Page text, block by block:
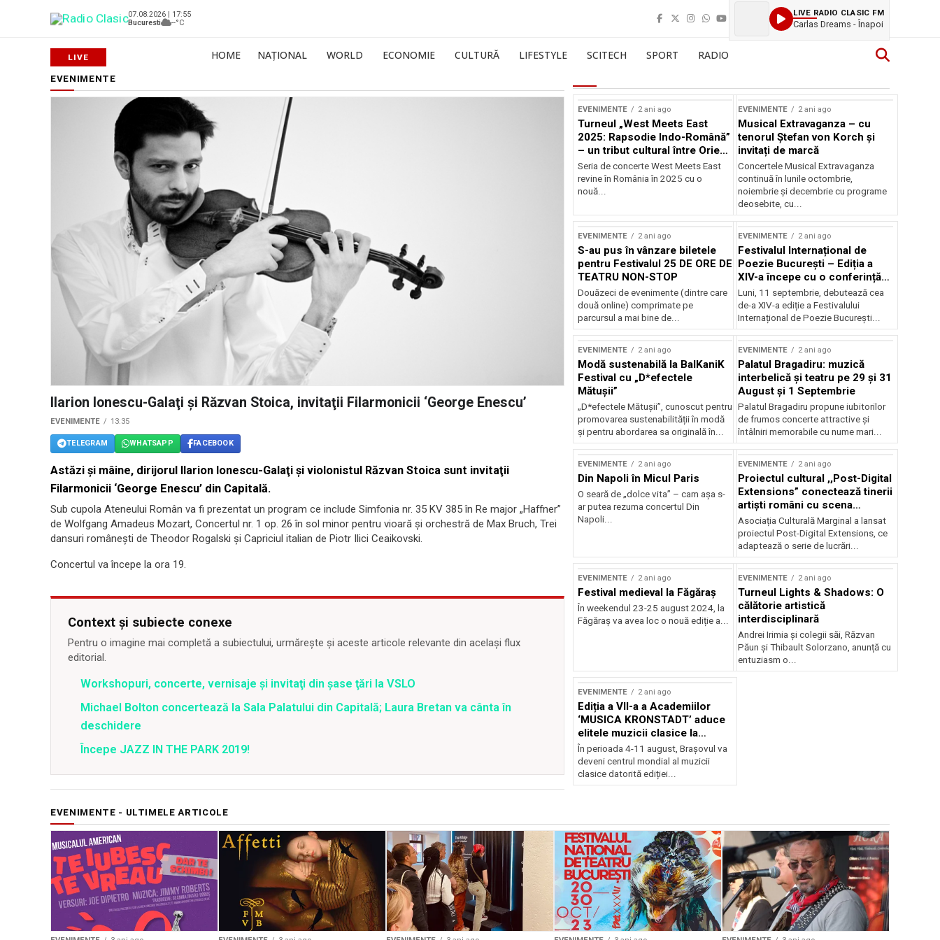
07.08.2026 | 17:55
Bucuresti
--°C
LIVE RADIO CLASIC FM
Carlas Dreams - Înapoi
HOME NAȚIONAL WORLD ECONOMIE CULTURĂ LIFESTYLE SCITECH SPORT RADIO
EVENIMENTE
Ilarion Ionescu-Galaţi şi Răzvan Stoica, invitaţii Filarmonicii ‘George Enescu’
EVENIMENTE 13:35
TELEGRAM WHATSAPP FACEBOOK
Astăzi şi mâine, dirijorul Ilarion Ionescu-Galaţi şi violonistul Răzvan Stoica sunt invitaţii
Filarmonicii ‘George Enescu’ din Capitală.
Sub cupola Ateneului Român va fi prezentat un program ce include Simfonia nr. 35 KV 385 în Re major „Haffner”
de Wolfgang Amadeus Mozart, Concertul nr. 1 op. 26 în sol minor pentru vioară şi orchestră de Max Bruch, Trei
dansuri românești de Theodor Rogalski şi Capriciul italian de Piotr Ilici Ceaikovski.
Concertul va începe la ora 19.
Context și subiecte conexe
Pentru o imagine mai completă a subiectului, urmărește și aceste articole relevante din același flux
editorial.
Workshopuri, concerte, vernisaje şi invitaţi din şase ţări la VSLO
Michael Bolton concertează la Sala Palatului din Capitală; Laura Bretan va cânta în
deschidere
Începe JAZZ IN THE PARK 2019!
EVENIMENTE 2 ani ago
Turneul „West Meets East
2025: Rapsodie Indo-Română”
– un tribut cultural între Orient
și Occident
Seria de concerte West Meets East
revine în România în 2025 cu o
nouă...
EVENIMENTE 2 ani ago
Musical Extravaganza – cu
tenorul Ștefan von Korch și
invitați de marcă
Concertele Musical Extravaganza
continuă în lunile octombrie,
noiembrie şi decembrie cu programe
deosebite, cu...
EVENIMENTE 2 ani ago
S-au pus în vânzare biletele
pentru Festivalul 25 DE ORE DE
TEATRU NON-STOP
Douăzeci de evenimente (dintre care
două online) comprimate pe
parcursul a mai bine de...
EVENIMENTE 2 ani ago
Festivalul Internațional de
Poezie București – Ediția a
XIV-a începe cu o conferință
despre limba română
susținută de Marco Lucchesi
Luni, 11 septembrie, debutează cea
de-a XIV-a ediție a Festivalului
Internațional de Poezie București...
EVENIMENTE 2 ani ago
Modă sustenabilă la BalKaniK
Festival cu „D*efectele
Mătușii”
„D*efectele Mătușii”, cunoscut pentru
promovarea sustenabilității în modă
și pentru abordarea sa originală în...
EVENIMENTE 2 ani ago
Palatul Bragadiru: muzică
interbelică şi teatru pe 29 şi 31
August şi 1 Septembrie
Palatul Bragadiru propune iubitorilor
de frumos concerte attractive şi
întâlniri memorabile cu nume mari...
EVENIMENTE 2 ani ago
Din Napoli în Micul Paris
O seară de „dolce vita” – cam așa s-
ar putea rezuma concertul Din
Napoli...
EVENIMENTE 2 ani ago
Proiectul cultural ,,Post-Digital
Extensions” conectează tinerii
artiști români cu scena
internațională
Asociația Culturală Marginal a lansat
proiectul Post-Digital Extensions, ce
adaptează o serie de lucrări...
EVENIMENTE 2 ani ago
Festival medieval la Făgăraș
În weekendul 23-25 august 2024, la
Făgăraș va avea loc o nouă ediție a...
EVENIMENTE 2 ani ago
Turneul Lights & Shadows: O
călătorie artistică
interdisciplinară
Andrei Irimia și colegii săi, Răzvan
Păun și Thibault Solorzano, anunță cu
entuziasm o...
EVENIMENTE 2 ani ago
Ediția a VII-a a Academiilor
‘MUSICA KRONSTADT’ aduce
elitele muzicii clasice la
Brașov
În perioada 4-11 august, Brașovul va
deveni centrul mondial al muzicii
clasice datorită ediției...
EVENIMENTE - ULTIMELE ARTICOLE